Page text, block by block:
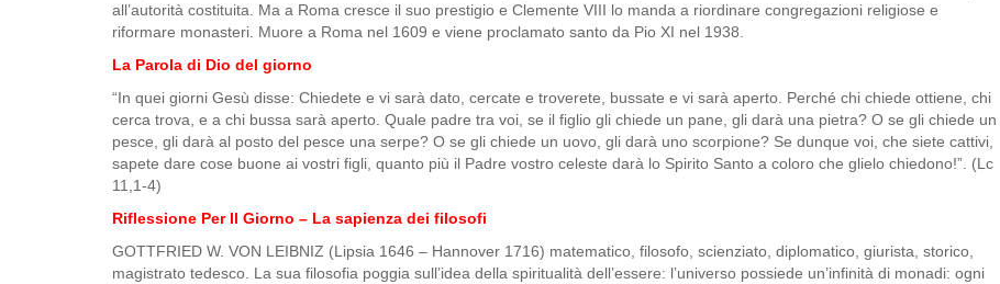
all’autorità costituita. Ma a Roma cresce il suo prestigio e Clemente VIII lo manda a riordinare congregazioni religiose e
riformare monasteri. Muore a Roma nel 1609 e viene proclamato santo da Pio XI nel 1938.
La Parola di Dio del giorno
“In quei giorni Gesù disse: Chiedete e vi sarà dato, cercate e troverete, bussate e vi sarà aperto. Perché chi chiede ottiene, chi
cerca trova, e a chi bussa sarà aperto. Quale padre tra voi, se il figlio gli chiede un pane, gli darà una pietra? O se gli chiede un
pesce, gli darà al posto del pesce una serpe? O se gli chiede un uovo, gli darà uno scorpione? Se dunque voi, che siete cattivi,
sapete dare cose buone ai vostri figli, quanto più il Padre vostro celeste darà lo Spirito Santo a coloro che glielo chiedono!”. (Lc
11,1-4)
Riflessione Per Il Giorno – La sapienza dei filosofi
GOTTFRIED W. VON LEIBNIZ (Lipsia 1646 – Hannover 1716) matematico, filosofo, scienziato, diplomatico, giurista, storico,
magistrato tedesco. La sua filosofia poggia sull’idea della spiritualità dell’essere: l’universo possiede un’infinità di monadi: ogni